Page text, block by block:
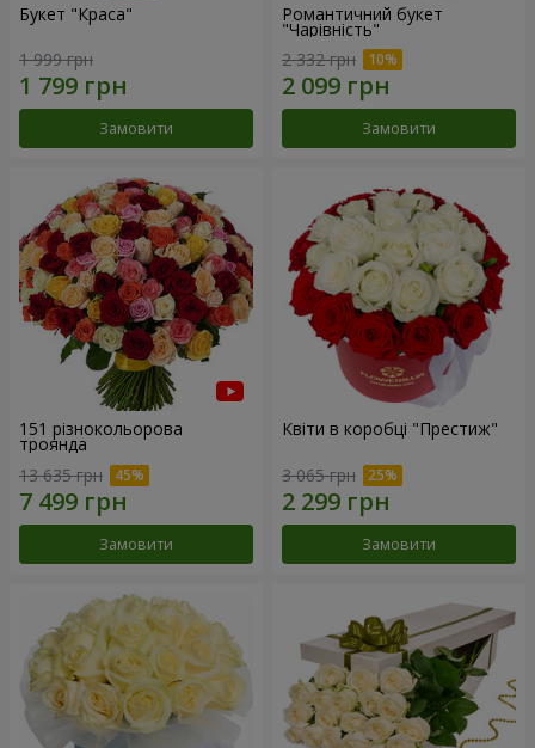
Букет "Краса"
1 999 грн
Замовити
Романтичний букет
"Чарівність"
2 332 грн
Замовити
151 різнокольорова
троянда
13 635 грн
Замовити
Квіти в коробці "Престиж"
3 065 грн
Замовити